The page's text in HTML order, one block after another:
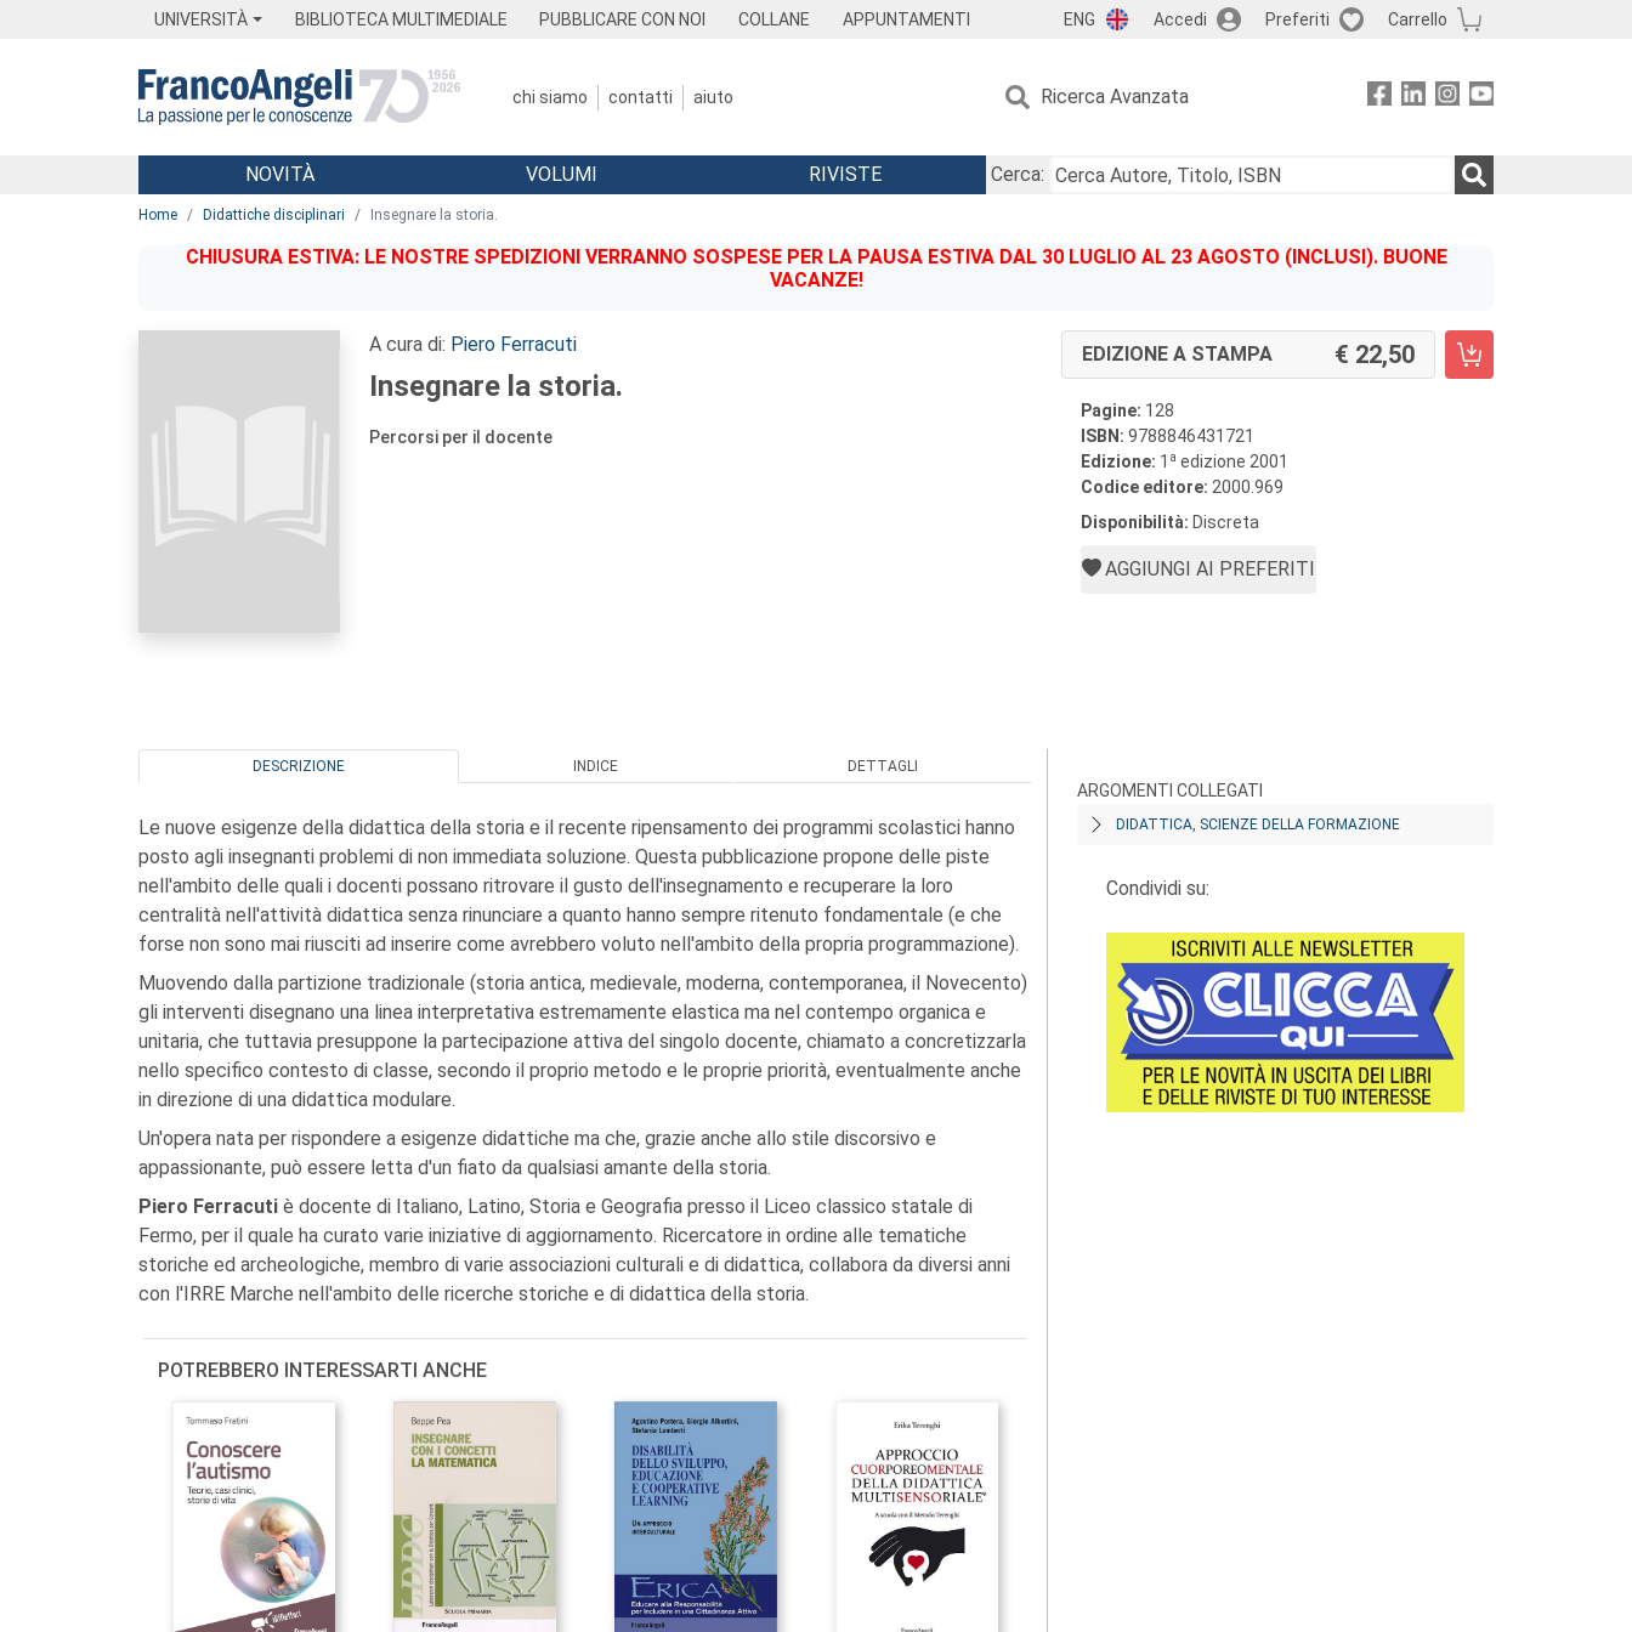
UNIVERSITÀ BIBLIOTECA MULTIMEDIALE PUBBLICARE CON NOI COLLANE APPUNTAMENTI ENG Accedi Preferiti Carrello
chi siamo contatti aiuto Ricerca Avanzata
Menu
NOVITÀ VOLUMI RIVISTE
Cerca:
Home Didattiche disciplinari Insegnare la storia.
CHIUSURA ESTIVA: LE NOSTRE SPEDIZIONI VERRANNO SOSPESE PER LA PAUSA ESTIVA DAL 30 LUGLIO AL 23 AGOSTO (INCLUSI). BUONE
VACANZE!
A cura di: Piero Ferracuti
Insegnare la storia.
Percorsi per il docente
EDIZIONE A STAMPA 22,50
Pagine: 128
ISBN: 9788846431721
Edizione: 1 a edizione 2001
Codice editore: 2000.969
Disponibilità: Discreta
AGGIUNGI AI PREFERITI
DESCRIZIONE INDICE DETTAGLI
Le nuove esigenze della didattica della storia e il recente ripensamento dei programmi scolastici hanno
posto agli insegnanti problemi di non immediata soluzione. Questa pubblicazione propone delle piste
nell'ambito delle quali i docenti possano ritrovare il gusto dell'insegnamento e recuperare la loro
centralità nell'attività didattica senza rinunciare a quanto hanno sempre ritenuto fondamentale (e che
forse non sono mai riusciti ad inserire come avrebbero voluto nell'ambito della propria programmazione).
Muovendo dalla partizione tradizionale (storia antica, medievale, moderna, contemporanea, il Novecento)
gli interventi disegnano una linea interpretativa estremamente elastica ma nel contempo organica e
unitaria, che tuttavia presuppone la partecipazione attiva del singolo docente, chiamato a concretizzarla
nello specifico contesto di classe, secondo il proprio metodo e le proprie priorità, eventualmente anche
in direzione di una didattica modulare.
Un'opera nata per rispondere a esigenze didattiche ma che, grazie anche allo stile discorsivo e
appassionante, può essere letta d'un fiato da qualsiasi amante della storia.
Piero Ferracuti è docente di Italiano, Latino, Storia e Geografia presso il Liceo classico statale di
Fermo, per il quale ha curato varie iniziative di aggiornamento. Ricercatore in ordine alle tematiche
storiche ed archeologiche, membro di varie associazioni culturali e di didattica, collabora da diversi anni
con l'IRRE Marche nell'ambito delle ricerche storiche e di didattica della storia.
POTREBBERO INTERESSARTI ANCHE
ARGOMENTI COLLEGATI
DIDATTICA, SCIENZE DELLA FORMAZIONE
Condividi su: